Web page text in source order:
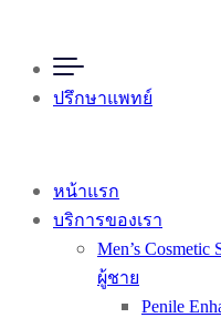
ปรึกษาแพทย์
หน้าแรก
บริการของเรา
Men’s
ผู้ชาย
Penile